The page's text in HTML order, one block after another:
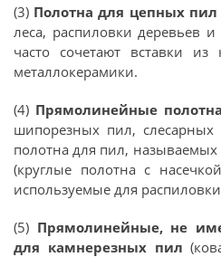
(3) Полотна для цепных пил
леса, распиловки деревьев
часто сочетают вставки
металлокерамики.
(4) Прямолинейные полотна
шипорезных пил,
полотна для пил,
(круглые полотна с
используемые для
(5) Прямолинейные, не
для камнерезных пил